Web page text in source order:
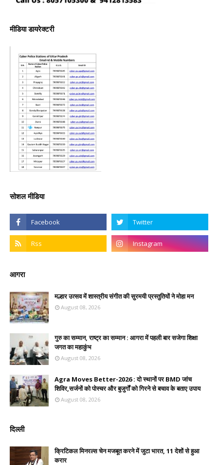
मीडिया डायरेक्टरी
सोशल मीडिया
आगरा
मल्हार उत्सव में शास्त्रीय संगीत की सुरमयी प्रस्तुतियों ने मोहा मन
August 08, 2026
गुरु का सम्मान, राष्ट्र का सम्मान : आगरा में पहली बार सजेगा शिक्षा
जगत का महाकुंभ
August 08, 2026
Agra Moves Better-2026 : दो स्थानों पर BMD जांच
शिविर,सर्जनों को पोस्चर और बुजुर्गों को गिरने से बचाव के बताए उपाय
August 08, 2026
दिल्ली
क्रिटिकल मिनरल्स चेन मजबूत करने में जुटा भारत, 11 देशों से हुआ
करार